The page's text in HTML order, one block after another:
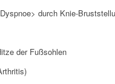
durch Knie-
der Fußsohlen